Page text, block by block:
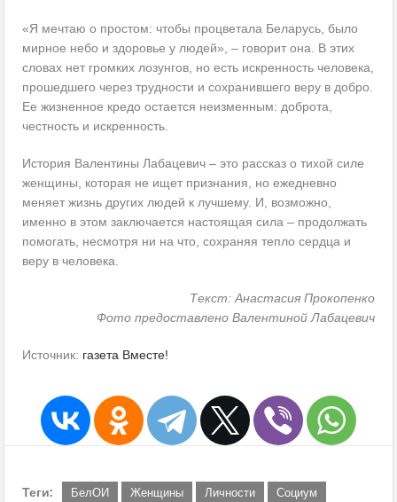
«Я мечтаю о простом: чтобы процветала Беларусь, было
мирное небо и здоровье у людей», – говорит она. В этих
словах нет громких лозунгов, но есть искренность человека,
прошедшего через трудности и сохранившего веру в добро.
Ее жизненное кредо остается неизменным: доб­рота,
честность и искренность.
История Валентины Лабацевич – это рассказ о тихой силе
женщины, которая не ищет признания, но ежедневно
меняет жизнь других людей к лучшему. И, возможно,
именно в этом заключается настоящая сила – продолжать
помогать, несмотря ни на что, сохраняя тепло сердца и
веру в человека.
Текст: Анастасия Прокопенко
Фото предоставлено Валентиной Лабацевич
Источник: газета Вместе!
Теги: БелОИ Женщины Личности Социум